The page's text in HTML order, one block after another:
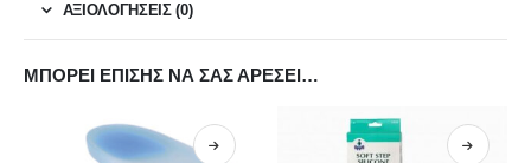
ΑΞΙΟΛΟΓΉΣΕΙΣ (0)
ΜΠΟΡΕΊ ΕΠΊΣΗΣ ΝΑ ΣΑΣ ΑΡΈΣΕΙ…